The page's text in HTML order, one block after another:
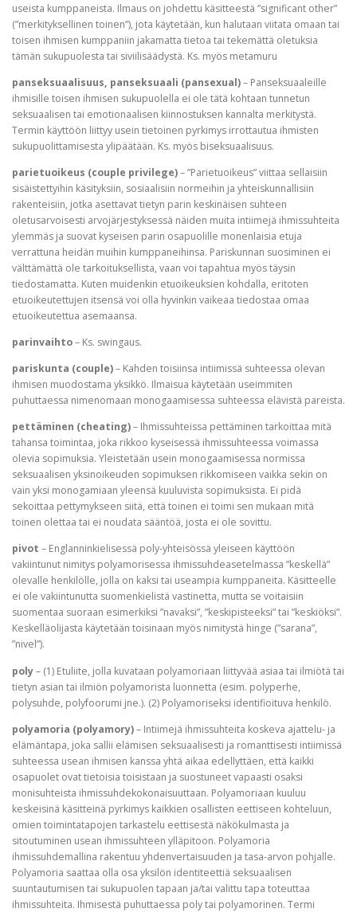
useista kumppaneista. Ilmaus on johdettu käsitteestä ”significant other”
(”merkityksellinen toinen”), jota käytetään, kun halutaan viitata omaan tai
toisen ihmisen kumppaniin jakamatta tietoa tai tekemättä oletuksia
tämän sukupuolesta tai siviilisäädystä. Ks. myös metamuru
panseksuaalisuus, panseksuaali (pansexual)– Panseksuaaleille
ihmisille toisen ihmisen sukupuolella ei ole tätä kohtaan tunnetun
seksuaalisen tai emotionaalisen kiinnostuksen kannalta merkitystä.
Termin käyttöön liittyy usein tietoinen pyrkimys irrottautua ihmisten
sukupuolittamisesta ylipäätään. Ks. myös biseksuaalisuus.
parietuoikeus (couple privilege)– ”Parietuoikeus” viittaa sellaisiin
sisäistettyihin käsityksiin, sosiaalisiin normeihin ja yhteiskunnallisiin
rakenteisiin, jotka asettavat tietyn parin keskinäisen suhteen
oletusarvoisesti arvojärjestyksessä näiden muita intiimejä ihmissuhteita
ylemmäs ja suovat kyseisen parin osapuolille monenlaisia etuja
verrattuna heidän muihin kumppaneihinsa. Pariskunnan suosiminen ei
välttämättä ole tarkoituksellista, vaan voi tapahtua myös täysin
tiedostamatta. Kuten muidenkin etuoikeuksien kohdalla, eritoten
etuoikeutettujen itsensä voi olla hyvinkin vaikeaa tiedostaa omaa
etuoikeutettua asemaansa.
parinvaihto– Ks. swingaus.
pariskunta (couple)– Kahden toisiinsa intiimissä suhteessa olevan
ihmisen muodostama yksikkö. Ilmaisua käytetään useimmiten
puhuttaessa nimenomaan monogaamisessa suhteessa elävistä pareista.
pettäminen (cheating)– Ihmissuhteissa pettäminen tarkoittaa mitä
tahansa toimintaa, joka rikkoo kyseisessä ihmissuhteessa voimassa
olevia sopimuksia. Yleistetään usein monogaamisessa normissa
seksuaalisen yksinoikeuden sopimuksen rikkomiseen vaikka sekin on
vain yksi monogamiaan yleensä kuuluvista sopimuksista. Ei pidä
sekoittaa pettymykseen siitä, että toinen ei toimi sen mukaan mitä
toinen olettaa tai ei noudata sääntöä, josta ei ole sovittu.
pivot – Englanninkielisessä poly-yhteisössä yleiseen käyttöön
vakiintunut nimitys polyamorisessa ihmissuhdeasetelmassa ”keskellä”
olevalle henkilölle, jolla on kaksi tai useampia kumppaneita. Käsitteelle
ei ole vakiintunutta suomenkielistä vastinetta, mutta se voitaisiin
suomentaa suoraan esimerkiksi ”navaksi”, ”keskipisteeksi” tai ”keskiöksi”.
Keskelläolijasta käytetään toisinaan myös nimitystä hinge (”sarana”,
”nivel”).
poly– (1) Etuliite, jolla kuvataan polyamoriaan liittyvää asiaa tai ilmiötä tai
tietyn asian tai ilmiön polyamorista luonnetta (esim. polyperhe,
polysuhde, polyfoorumi jne.). (2) Polyamoriseksi identifioituva henkilö.
polyamoria (polyamory)– Intiimejä ihmissuhteita koskeva ajattelu- ja
elämäntapa, joka sallii elämisen seksuaalisesti ja romanttisesti intiimissä
suhteessa usean ihmisen kanssa yhtä aikaa edellyttäen, että kaikki
osapuolet ovat tietoisia toisistaan ja suostuneet vapaasti osaksi
monisuhteista ihmissuhdekokonaisuuttaan. Polyamoriaan kuuluu
keskeisinä käsitteinä pyrkimys kaikkien osallisten eettiseen kohteluun,
omien toimintatapojen tarkastelu eettisestä näkökulmasta ja
sitoutuminen usean ihmissuhteen ylläpitoon. Polyamoria
ihmissuhdemallina rakentuu yhdenvertaisuuden ja tasa-arvon pohjalle.
Polyamoria saattaa olla osa yksilön identiteettiä seksuaalisen
suuntautumisen tai sukupuolen tapaan ja/tai valittu tapa toteuttaa
ihmissuhteita. Ihmisestä puhuttaessa poly tai polyamorinen. Termi